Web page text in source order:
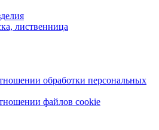
лиственница
обработки персональных
файлов cookie